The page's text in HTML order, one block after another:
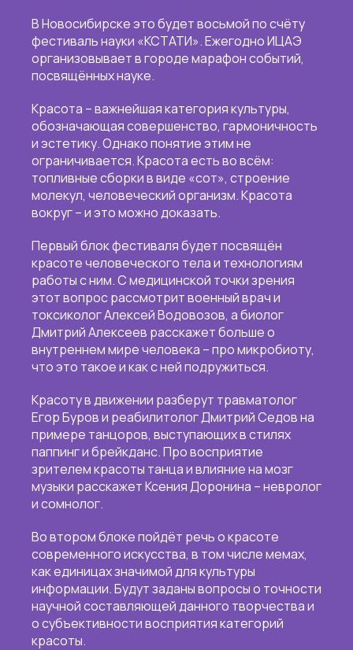
В Новосибирске это будет восьмой по счёту
фестиваль науки «КСТАТИ». Ежегодно ИЦАЭ
организовывает в городе марафон событий,
посвящённых науке.
Красота – важнейшая категория культуры,
обозначающая совершенство, гармоничность
и эстетику. Однако понятие этим не
ограничивается. Красота есть во всём:
топливные сборки в виде «сот», строение
молекул, человеческий организм. Красота
вокруг – и это можно доказать.
Первый блок фестиваля будет посвящён
красоте человеческого тела и технологиям
работы с ним. С медицинской точки зрения
этот вопрос рассмотрит военный врач и
токсиколог Алексей Водовозов, а биолог
Дмитрий Алексеев расскажет больше о
внутреннем мире человека – про микробиоту,
что это такое и как с ней подружиться.
Красоту в движении разберут травматолог
Егор Буров и реабилитолог Дмитрий Седов на
примере танцоров, выступающих в стилях
паппинг и брейкданс. Про восприятие
зрителем красоты танца и влияние на мозг
музыки расскажет Ксения Доронина – невролог
и сомнолог.
Во втором блоке пойдёт речь о красоте
современного искусства, в том числе мемах,
как единицах значимой для культуры
информации. Будут заданы вопросы о точности
научной составляющей данного творчества и
о субъективности восприятия категорий
красоты.